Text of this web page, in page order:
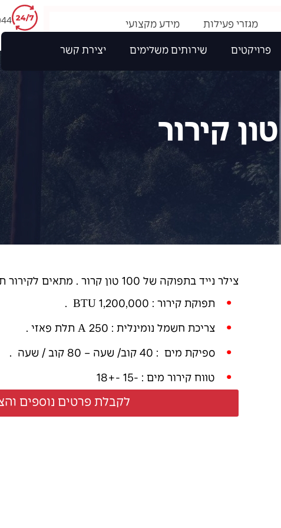
מגזרי פעילות מידע מקצועי
פרויקטים שירותים משלימים יצירת קשר
צילר נייד בתפוקה של 100 טון קרור . מתאים לקירור תהליך, מיזוג אוויר .
תפוקת קירור : 1,200,000 BTU .
צריכת חשמל נומינלית : 250 A תלת פאזי .
ספיקת מים : 40 קוב/ שעה – 80 קוב / שעה .
טווח קירור מים : -15 -+18
לקבלת פרטים נוספים